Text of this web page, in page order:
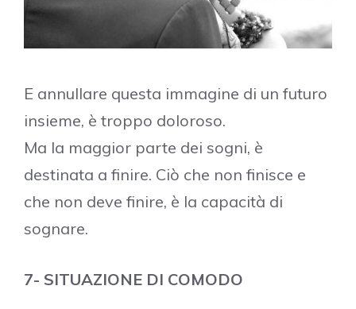
E annullare questa immagine di un futuro
insieme, è troppo doloroso.
Ma la maggior parte dei sogni, è
destinata a finire. Ciò che non finisce e
che non deve finire, è la capacità di
sognare.
7- SITUAZIONE DI COMODO